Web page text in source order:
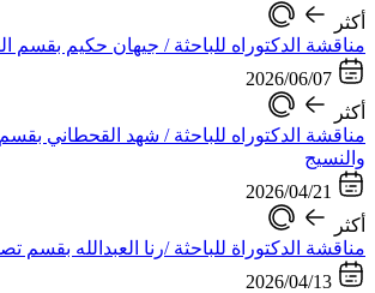
أكثر
مناقشة الدكتوراه للباحثة / جيهان حكيم بقسم
2026/06/07
أكثر
مناقشة الدكتوراه للباحثة / شهد القحطاني بقسم
والنسيج
2026/04/21
أكثر
مناقشة الدكتوراة للباحثة /رنا العبدالله بقسم
2026/04/13